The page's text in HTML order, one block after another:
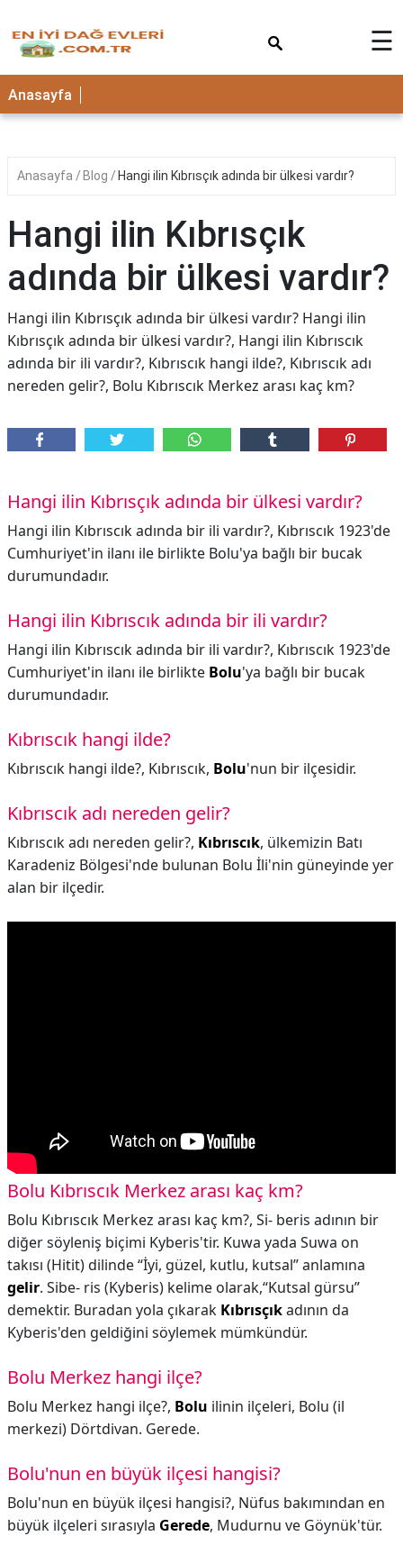
☰
Anasayfa
Anasayfa Blog Hangi ilin Kıbrısçık adında bir ülkesi vardır?
Hangi ilin Kıbrısçık
adında bir ülkesi vardır?
Hangi ilin Kıbrısçık adında bir ülkesi vardır? Hangi ilin
Kıbrısçık adında bir ülkesi vardır?, Hangi ilin Kıbrıscık
adında bir ili vardır?, Kıbrıscık hangi ilde?, Kıbrıscık adı
nereden gelir?, Bolu Kıbrıscık Merkez arası kaç km?
Hangi ilin Kıbrısçık adında bir ülkesi vardır?
Hangi ilin Kıbrıscık adında bir ili vardır?, Kıbrıscık 1923'de
Cumhuriyet'in ilanı ile birlikte Bolu'ya bağlı bir bucak
durumundadır.
Hangi ilin Kıbrıscık adında bir ili vardır?
Hangi ilin Kıbrıscık adında bir ili vardır?, Kıbrıscık 1923'de
Cumhuriyet'in ilanı ile birlikte Bolu'ya bağlı bir bucak
durumundadır.
Kıbrıscık hangi ilde?
Kıbrıscık hangi ilde?, Kıbrıscık, Bolu'nun bir ilçesidir.
Kıbrıscık adı nereden gelir?
Kıbrıscık adı nereden gelir?, Kıbrıscık, ülkemizin Batı
Karadeniz Bölgesi'nde bulunan Bolu İli'nin güneyinde yer
alan bir ilçedir.
Bolu Kıbrıscık Merkez arası kaç km?
Bolu Kıbrıscık Merkez arası kaç km?, Si- beris adının bir
diğer söyleniş biçimi Kyberis'tir. Kuwa yada Suwa on
takısı (Hitit) dilinde “İyi, güzel, kutlu, kutsal” anlamına
gelir. Sibe- ris (Kyberis) kelime olarak,“Kutsal gürsu”
demektir. Buradan yola çıkarak Kıbrısçıkadının da
Kyberis'den geldiğini söylemek mümkündür.
Bolu Merkez hangi ilçe?
Bolu Merkez hangi ilçe?, Bolu ilinin ilçeleri, Bolu (il
merkezi) Dörtdivan. Gerede.
Bolu'nun en büyük ilçesi hangisi?
Bolu'nun en büyük ilçesi hangisi?, Nüfus bakımından en
büyük ilçeleri sırasıyla Gerede, Mudurnu ve Göynük'tür.